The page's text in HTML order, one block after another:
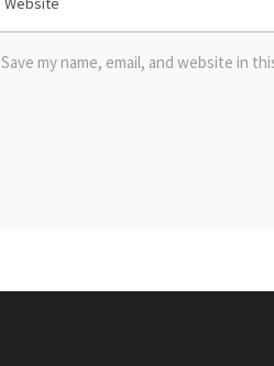
Save my name, email, and website in